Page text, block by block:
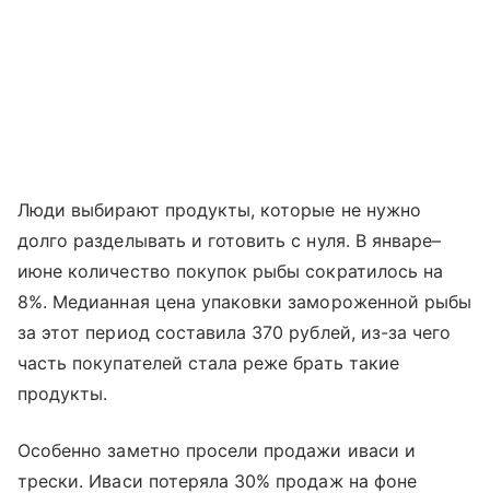
Люди выбирают продукты, которые не нужно
долго разделывать и готовить с нуля. В январе–
июне количество покупок рыбы сократилось на
8%. Медианная цена упаковки замороженной рыбы
за этот период составила 370 рублей, из-за чего
часть покупателей стала реже брать такие
продукты.
Особенно заметно просели продажи иваси и
трески. Иваси потеряла 30% продаж на фоне